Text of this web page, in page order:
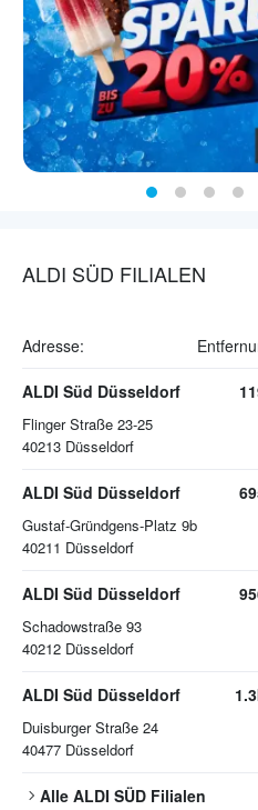
ALDI SÜD FILIALEN
Adresse:
ALDI Süd Düsseldorf
Flinger Straße 23-25
40213 Düsseldorf
ALDI Süd Düsseldorf
Gustaf-Gründgens-Platz 9b
40211 Düsseldorf
ALDI Süd Düsseldorf
Schadowstraße 93
40212 Düsseldorf
ALDI Süd Düsseldorf
Duisburger Straße 24
40477 Düsseldorf
Alle ALDI SÜD Filialen